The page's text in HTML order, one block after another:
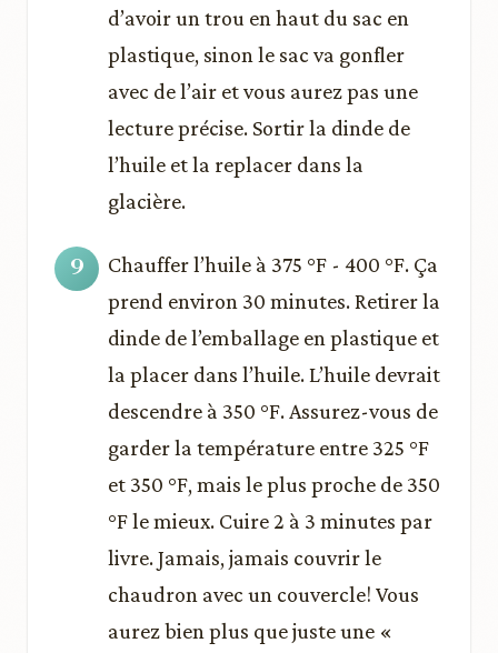
d’avoir un trou en haut du sac en
plastique, sinon le sac va gonfler
avec de l’air et vous aurez pas une
lecture précise. Sortir la dinde de
l’huile et la replacer dans la
glacière.
Chauffer l’huile à 375 °F - 400 °F. Ça
prend environ 30 minutes. Retirer la
dinde de l’emballage en plastique et
la placer dans l’huile. L’huile devrait
descendre à 350 °F. Assurez-vous de
garder la température entre 325 °F
et 350 °F, mais le plus proche de 350
°F le mieux. Cuire 2 à 3 minutes par
livre. Jamais, jamais couvrir le
chaudron avec un couvercle! Vous
aurez bien plus que juste une «